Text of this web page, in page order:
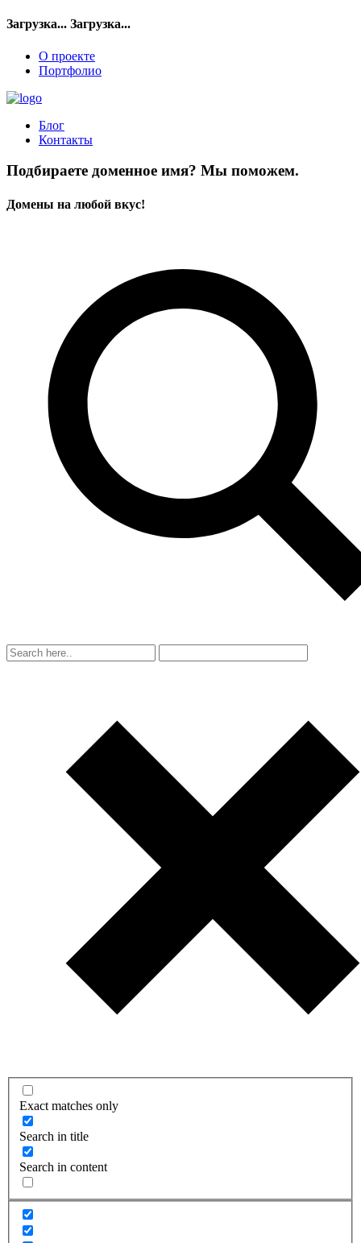
Загрузка... Загрузка...
О проекте
Портфолио
Блог
Контакты
Подбираете доменное имя? Мы поможем.
Домены на любой вкус!
Exact matches only
Search in title
Search in content